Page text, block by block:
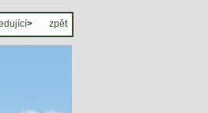
> zpět